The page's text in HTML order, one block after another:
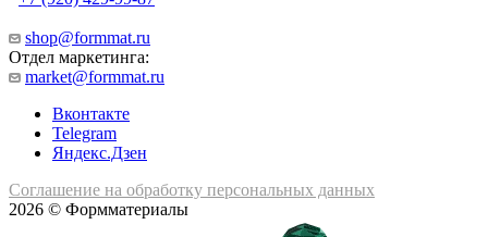
shop@formmat.ru
Отдел маркетинга:
market@formmat.ru
Вконтакте
Telegram
Яндекс.Дзен
Соглашение на обработку персональных данных
2026 © Формматериалы